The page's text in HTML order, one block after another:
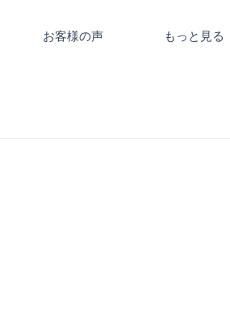
お客様の声 もっと見る